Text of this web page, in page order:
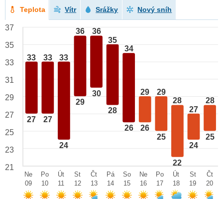
Teplota Vítr Srážky Nový sníh
33
27
33
27
33
24
36
29
36
30
35
28
34
26
29
26
29
25
28
22
27
24
28
25
37
35
33
31
29
27
25
23
21
Ne
09
Po
10
Út
11
St
12
Čt
13
Pá
14
So
15
Ne
16
Po
17
Út
18
St
19
Čt
20